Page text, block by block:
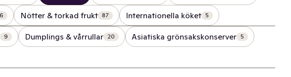
6 Nötter & torkad frukt 87 Internationella köket 5
9 Dumplings & vårrullar 20 Asiatiska grönsakskonserver 5